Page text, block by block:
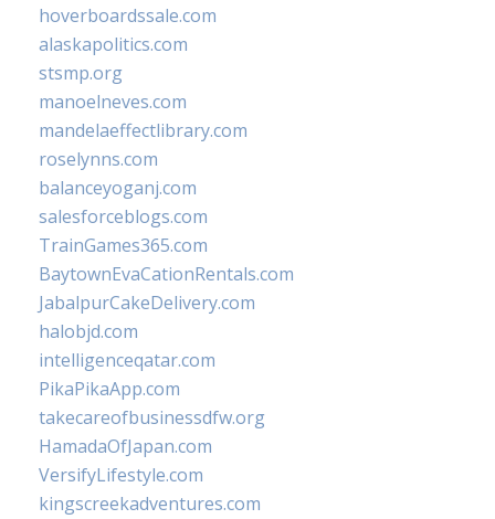
hoverboardssale.com
alaskapolitics.com
stsmp.org
manoelneves.com
mandelaeffectlibrary.com
roselynns.com
balanceyoganj.com
salesforceblogs.com
TrainGames365.com
BaytownEvaCationRentals.com
JabalpurCakeDelivery.com
halobjd.com
intelligenceqatar.com
PikaPikaApp.com
takecareofbusinessdfw.org
HamadaOfJapan.com
VersifyLifestyle.com
kingscreekadventures.com